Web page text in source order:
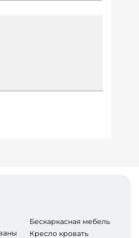
Бескаркасная мебель
Кресло кровать